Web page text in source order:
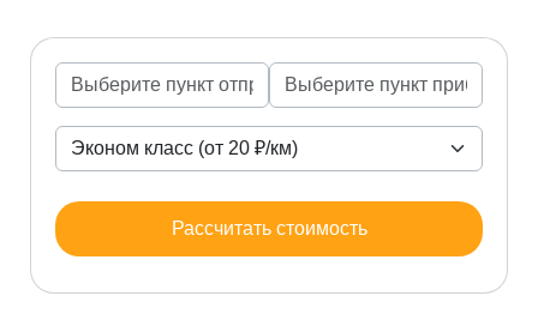
Рассчитать стоимость